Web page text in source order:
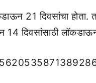
21 दिवसांचा होता.
14 दिवसांसाठी